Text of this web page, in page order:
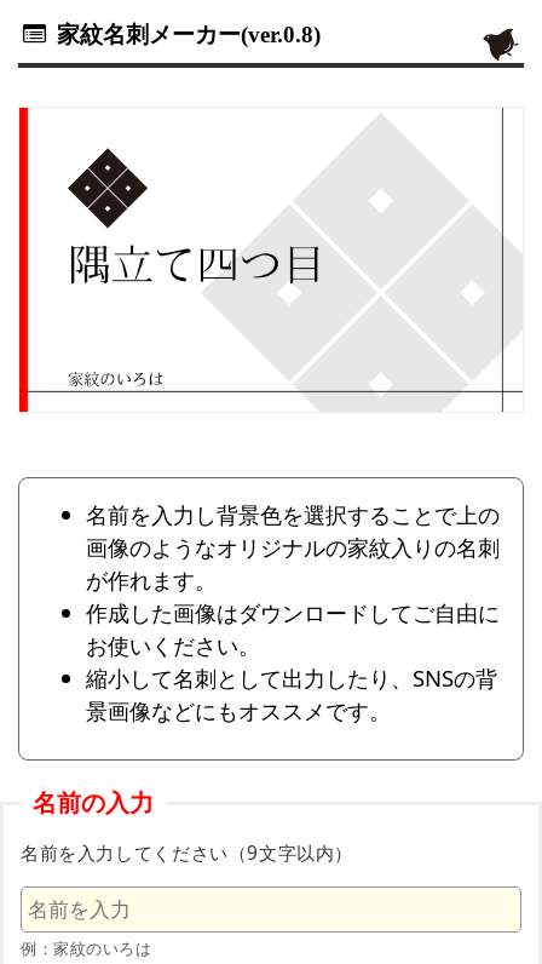
家紋名刺メーカー(ver.0.8)
名前を入力し背景色を選択することで上の
画像のようなオリジナルの家紋入りの名刺
が作れます。
作成した画像はダウンロードしてご自由に
お使いください。
縮小して名刺として出力したり、SNSの背
景画像などにもオススメです。
名前の入力
名前を入力してください（9文字以内）
例：家紋のいろは